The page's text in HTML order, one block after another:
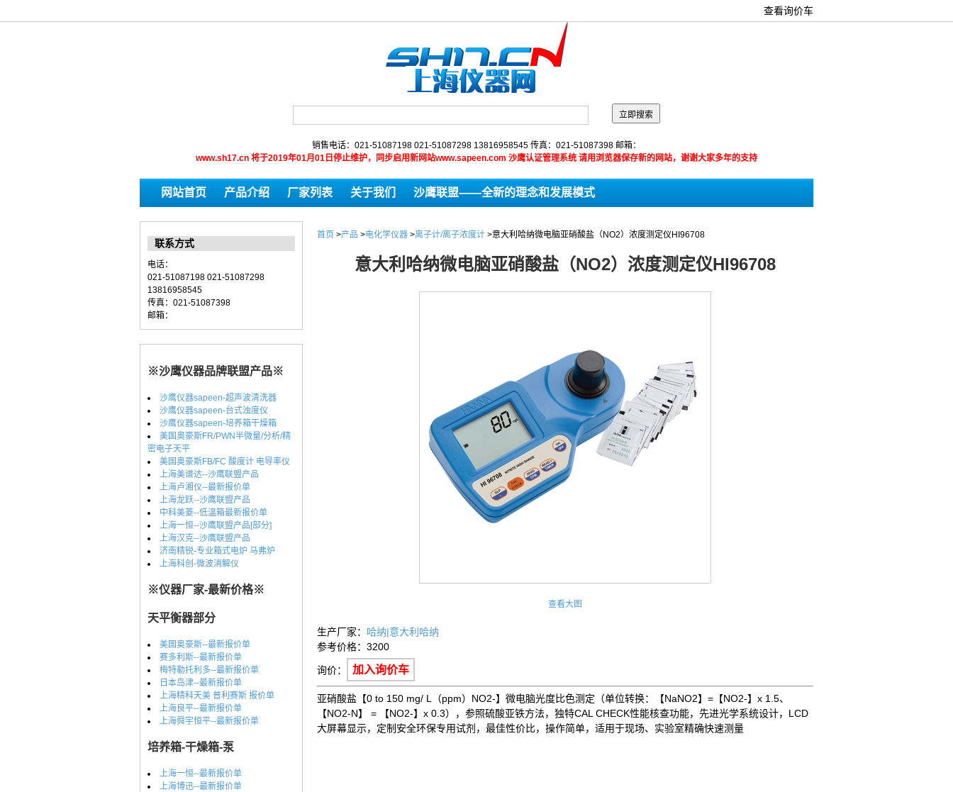
查看询价车
销售电话：021-51087198 021-51087298 13816958545 传真：021-51087398 邮箱：
www.sh17.cn 将于2019年01月01日停止维护，同步启用新网站www.sapeen.com 沙鹰认证管理系统 请用浏览器保存新的网站，谢谢大家多年的支持
网站首页 产品介绍 厂家列表 关于我们 沙鹰联盟——全新的理念和发展模式
联系方式
电话：
021-51087198 021-51087298
13816958545
传真：021-51087398
邮箱：
※沙鹰仪器品牌联盟产品※
沙鹰仪器sapeen-超声波清洗器
沙鹰仪器sapeen-台式浊度仪
沙鹰仪器sapeen-培养箱干燥箱
美国奥豪斯FR/PWN半微量/分析/精
密电子天平
美国奥豪斯FB/FC 酸度计 电导率仪
上海美谱达--沙鹰联盟产品
上海卢湘仪--最新报价单
上海龙跃--沙鹰联盟产品
中科美菱--低温箱最新报价单
上海一恒--沙鹰联盟产品[部分]
上海汉克--沙鹰联盟产品
济南精锐-专业箱式电炉 马弗炉
上海科创-微波消解仪
※仪器厂家-最新价格※
天平衡器部分
美国奥豪斯--最新报价单
赛多利斯--最新报价单
梅特勒托利多--最新报价单
日本岛津--最新报价单
上海精科天美 普利赛斯 报价单
上海良平--最新报价单
上海舜宇恒平--最新报价单
培养箱-干燥箱-泵
上海一恒--最新报价单
上海博迅--最新报价单
首页 >产品 >电化学仪器 >离子计/离子浓度计 >意大利哈纳微电脑亚硝酸盐（NO2）浓度测定仪HI96708
意大利哈纳微电脑亚硝酸盐（NO2）浓度测定仪HI96708
查看大图
生产厂家： 哈纳|意大利哈纳
参考价格：3200
询价： 加入询价车
亚硝酸盐【0 to 150 mg/ L（ppm）NO2-】微电脑光度比色测定（单位转换：【NaNO2】=【NO2-】x 1.5、
【NO2-N】 = 【NO2-】x 0.3），参照硫酸亚铁方法，独特CAL CHECK性能核查功能，先进光学系统设计，LCD
大屏幕显示，定制安全环保专用试剂，最佳性价比，操作简单，适用于现场、实验室精确快速测量